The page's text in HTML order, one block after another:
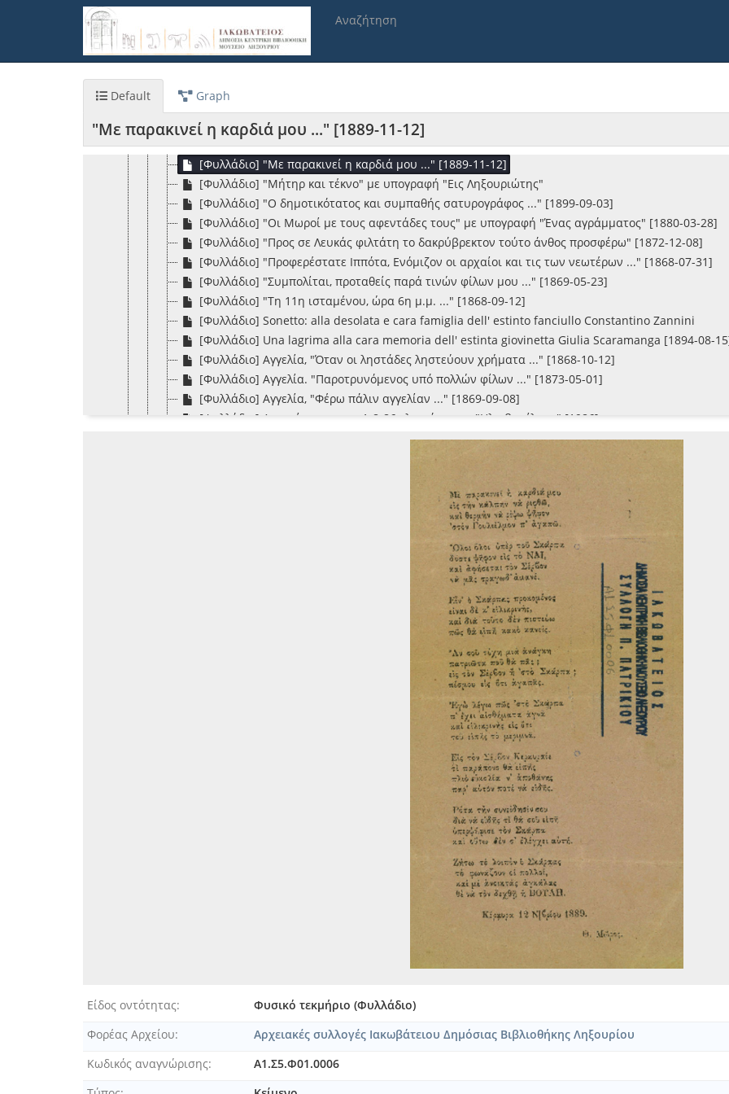
Αναζήτηση
Default Graph
"Με παρακινεί η καρδιά μου ..." [1889-11-12]
[Φυλλάδιο] Parigi (Maggio 1871)
[Φυλλάδιο] "Ακούσατε τ' εστάθη σ' της Σπάρτης τα χωργιά ..."
[Φυλλάδιο] "Δεν έχεις δίκηο Βασιλιά να κλαίς και να λυπάσαι ..." [1891-09-23]
[Φυλλάδιο] "Εις Αντώνιον Δετόρον (Ομηρο-Πινδαρικώς)"
[Φυλλάδιο] "Η επί της εξελέξεως των βουλευτικών εκλογών επιτροπή ιδούσα ..." [1868-07-03]
[Φυλλάδιο] "Κι ο Βελλιανίτης ο φτωχός ..."
[Φυλλάδιο] "Κουβέντα ενός γέροντα και μιανού παιδγιού ..." [1895-02-17]
[Φυλλάδιο] "Με παρακινεί η καρδιά μου ..." [1889-11-12]
[Φυλλάδιο] "Μήτηρ και τέκνο" με υπογραφή "Εις Ληξουριώτης"
[Φυλλάδιο] "Ο δημοτικότατος και συμπαθής σατυρογράφος ..." [1899-09-03]
[Φυλλάδιο] "Οι Μωροί με τους αφεντάδες τους" με υπογραφή "Ένας αγράμματος" [1880-03-28]
[Φυλλάδιο] "Προς σε Λευκάς φιλτάτη το δακρύβρεκτον τούτο άνθος προσφέρω" [1872-12-08]
[Φυλλάδιο] "Προφερέστατε Ιππότα, Ενόμιζον οι αρχαίοι και τις των νεωτέρων ..." [1868-07-31]
[Φυλλάδιο] "Συμπολίται, προταθείς παρά τινών φίλων μου ..." [1869-05-23]
[Φυλλάδιο] "Τη 11η ισταμένου, ώρα 6η μ.μ. ..." [1868-09-12]
[Φυλλάδιο] Sonetto: alla desolata e cara famiglia dell' estinto fanciullo Constantino Zannini
[Φυλλάδιο] Una lagrima alla cara memoria dell' estinta giovinetta Giulia Scaramanga [1894-08-
[Φυλλάδιο] Αγγελία, "Όταν οι ληστάδες ληστεύουν χρήματα ..." [1868-10-12]
[Φυλλάδιο] Αγγελία. "Παροτρυνόμενος υπό πολλών φίλων ..." [1873-05-01]
[Φυλλάδιο] Αγγελία, "Φέρω πάλιν αγγελίαν ..." [1869-09-08]
[Φυλλάδιο] Ανακοίνωση, στις 1-8-86 γλεντάμε στο "Ηλιοβασίλεμα" [1986]
[Φυλλάδιο] Ανοιχτή απάντηση του Προέδρου της Κοινότητας Αντυπάτων Έρισου Κεφαλονιάς
[Φυλλάδιο] Απάντησις εις το ελλεβορικόν βακτηρίδιον του SFAX με υπογραφή "Δέρφινας του
[Φυλλάδιο] Βιογραφίαι των ενδόξων ανδρών της Κεφαλληνίας [1895-05-27]
[Φυλλάδιο] Γνωστοποίησις, "Νέαις και ευχάρισται ειδήσεις που ο νους σας θα σαστίση"
[Φυλλάδιο] Δελτίον πολέμου. Εν Κερκύρα, τη 24/5 Σεπτεμβρίου 1870 [1870-09-05]
[Φυλλάδιο] Διάλογος Γ' : Λευκού και Κόκκινου (μετά την έφοδον εναντίον του Καταστήματος
[Φυλλάδιο] Δύο χωρικοί φιλονικούντες [1869-09-05]
[Φυλλάδιο] Εις τον Άγιον Διονύσιον υπό Διονυσίου Σολωμού (κατά μετάφρασιν Στέφανου
[Φυλλάδιο] Εις τον απαρηγόρητο πατέρα Ιωσήφ Τζαννίνη το νεκρικό τούτο λούλουδι ο φίλος
[Φυλλάδιο] Εις τον θάνατον της πολυκλαύστου Δανάης Δ. Μπαϊρά το γένος Μύρονος [1889-11-15]
[Φυλλάδιο] Επικήδειος λόγος εκφωνηθείς υπό του κ. Θεοφάνους Κατωπόδη φοιτητού της
[Φυλλάδιο] Επιστολή του Κάμπελ [1874-05-27]
[Φυλλάδιο] Ευχαριστήριον του Λομπάρδου [1874-02-17]
[Φυλλάδιο] Ηνωμένον Κράτος των Ιονίων Νήσων, Απόφασις της Γερουσίας [1863-11-12]
[Φυλλάδιο] Η συμφιλίωσις και ο δεσπότης: συγχαριτήριον στιχούργημα [1883-07-12]
[Φυλλάδιο] Θεμιστοκλέους Σολομού απάντησις εις το εκ Ταϊγανίου πεμφθών τω "Εσπέρω"
[Φυλλάδιο] Καταστατικόν και ανακοίνωση του Οικονομικού Συσσίτιου Κεφαλληνίας [1911-05-11]
[Φυλλάδιο] Λόγος εκφωνειθής υπό του κυρίου Γ. Θεοτόκη, Υπουργού επί των Ναυτικών, ως
[Φυλλάδιο] Λόγος εκφωνηθείς εν τω Μητροπολιτικώ Ναώ τη 21η Σεπτεμβρίου 1877 κατ'
[Φυλλάδιο] Λόγος εκφωνηθείς υπό του κυρίου Γ. Θεοτόκη, Υπουργού επί των Ναυτικών, ως
[Φυλλάδιο] Λόγος επικήδειος εκφωνηθείς εις τον αποβιώσαντα Σπυρίδωνα Βαλαωρίτη υπό
[Φυλλάδιο] Λόγος επιτάφιος εις τον σεβασμιώτατον Αρχιεπίσκοπον Κεφαλληνίας
[Φυλλάδιο] Λόγος επιτάφιος εκφωνηθείς επί του νεκρού του Σπυρίδωνος Βαλαωρίτη [1887-08-06]
[Φυλλάδιο] Μία αναγκαία απάντησις [1880-03-20]
[Φυλλάδιο] Μνημόσυνον Ιωάννης Α. Σκιαδόπουλος
[Φυλλάδιο] Ο Καπιτάν Δηλότης νυν συντάκτης της "Φωνής" και τα ανδραγαθήματά του (έκδοσις
[Φυλλάδιο] Ολίγαι λέξεις εκφωνηθείσαι υπό Λ. Βλάχου Προέδρου του Δημοτικού Συμβουλίου
Είδος οντότητας
Φυσικό τεκμήριο (Φυλλάδιο)
Φορέας Αρχείου
Αρχειακές συλλογές Ιακωβάτειου Δημόσιας Βιβλιοθήκης Ληξουρίου
Κωδικός αναγνώρισης
Α1.Σ5.Φ01.0006